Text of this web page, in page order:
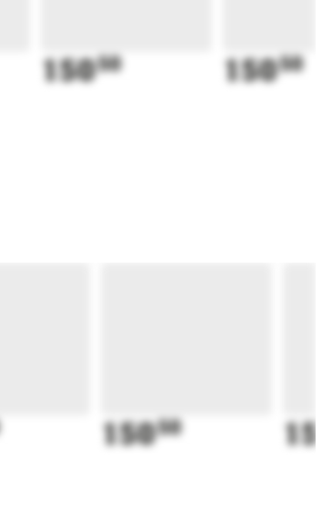
15050 15050
15050